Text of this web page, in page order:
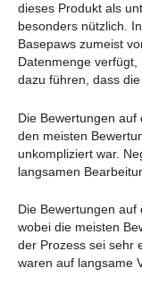
dieses Produkt als
besonders nützlich.
Basepaws zumeist
Datenmenge
dazu führen, dass
Die Bewertungen auf
den meisten
unkompliziert war.
langsamen
Die Bewertungen auf
wobei die meisten
der Prozess sei sehr
waren auf langsame